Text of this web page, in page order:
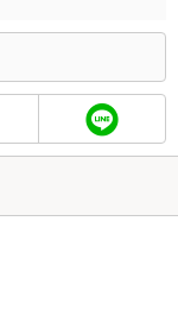
、テーブル席多数の3
まりや会社宴会に！